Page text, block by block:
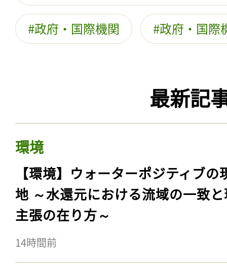
政府・国際機関 政府・国際
最新記
環境
【環境】ウォーターポジティブの
地 ～水還元における流域の一致
主張の在り方～
14時間前